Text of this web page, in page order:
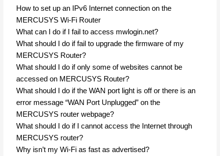
How to set up an IPv6 Internet connection on the
MERCUSYS Wi-Fi Router
What can I do if I fail to access mwlogin.net?
What should I do if fail to upgrade the firmware of my
MERCUSYS Router?
What should I do if only some of websites cannot be
accessed on MERCUSYS Router?
What should I do if the WAN port light is off or there is an
error message “WAN Port Unplugged” on the
MERCUSYS router webpage?
What should I do if I cannot access the Internet through
MERCUSYS router?
Why isn’t my Wi-Fi as fast as advertised?